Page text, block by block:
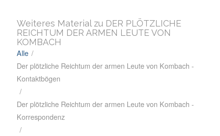
Weiteres Material zu DER PLÖTZLICHE
REICHTUM DER ARMEN LEUTE VON
KOMBACH
Alle /
Der plötzliche Reichtum der armen Leute von Kombach -
Kontaktbögen
/
Der plötzliche Reichtum der armen Leute von Kombach -
Korrespondenz
/